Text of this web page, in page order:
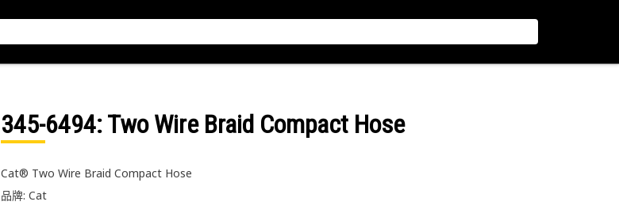
345-6494: Two Wire Braid Compact Hose
Cat® Two Wire Braid Compact Hose
品牌: Cat